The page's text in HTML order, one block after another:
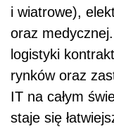
i wiatrowe),
oraz
logistyki
rynków oraz
IT na całym
staje się